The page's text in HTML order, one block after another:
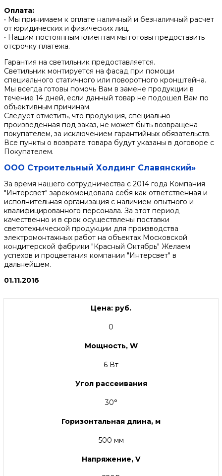
Оплата:
• Мы принимаем к оплате наличный и безналичный расчет
от юридических и физических лиц.
• Нашим постоянным клиентам мы готовы предоставить
отсрочку платежа.
Гарантия на светильник предоставляется.
Светильник монтируется на фасад при помощи
специального статичного или поворотного кронштейна.
Мы всегда готовы помочь Вам в замене продукции в
течение 14 дней, если данный товар не подошел Вам по
объективным причинам.
Следует отметить, что продукция, специально
произведенная под заказ, не может быть возвращена
покупателем, за исключением гарантийных обязательств.
Все пункты о возврате товара будут указаны в договоре с
Покупателем.
ООО Строительный Холдинг Славянский»
За время нашего сотрудничества с 2014 года Компания
"Интерсвет" зарекомендовала себя как ответственная и
исполнительная организация с наличием опытного и
квалифицированного персонала. За этот период
качественно и в срок осуществлены поставки
светотехнической продукции для производства
электромонтажных работ на объектах Московской
кондитерской фабрики "Красный Октябрь" Желаем
успехов и процветания компании "Интерсвет" в
дальнейшем.
01.11.2016
Цена: руб.
0
Мощность, W
6 Вт
Угол рассеивания
30°
Горизонтальная длина, м
500 мм
Напряжение, V